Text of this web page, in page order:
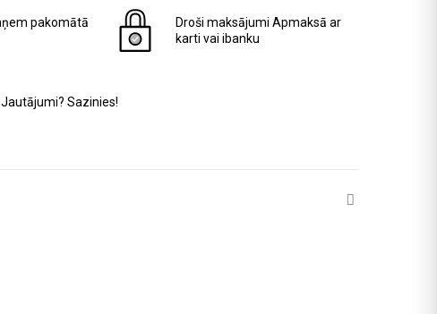
pakomātā
Droši maksājumi Apmaksā ar
karti vai ibanku
Jautājumi? Sazinies!